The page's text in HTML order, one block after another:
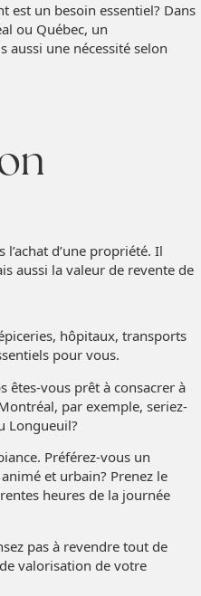
est un besoin essentiel? Dans
ou Québec, un
une nécessité selon
d’une propriété. Il
aussi la valeur de revente de
hôpitaux, transports
pour vous.
êtes-vous prêt à consacrer à
par exemple, seriez-
Longueuil?
Préférez-vous un
et urbain? Prenez le
heures de la journée
pas à revendre tout de
valorisation de votre